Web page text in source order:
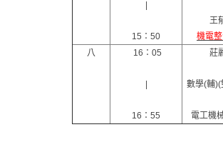
15：50
王
機電
八
16：05
16：55
莊
數學(輔)(
電工機